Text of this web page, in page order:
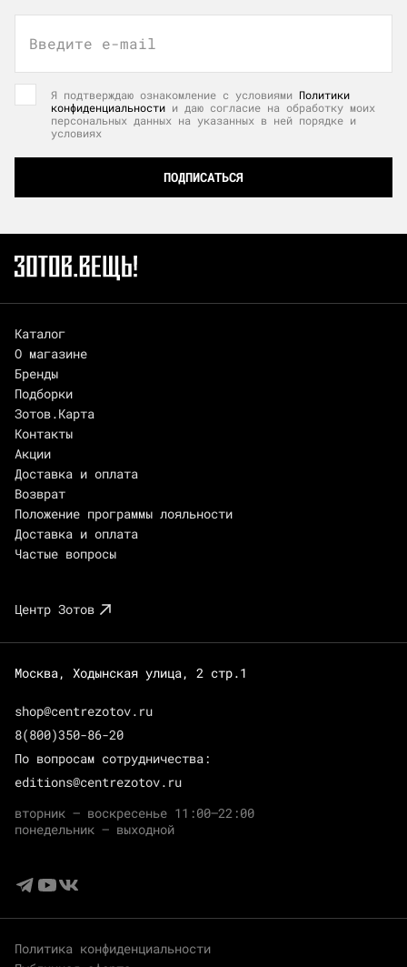
Введите e-mail
Я подтверждаю ознакомление с условиями Политики
конфиденциальности и даю согласие на обработку моих
персональных данных на указанных в ней порядке и
условиях
ПОДПИСАТЬСЯ
Каталог
О магазине
Бренды
Подборки
Зотов.Карта
Контакты
Акции
Доставка и оплата
Возврат
Положение программы лояльности
Доставка и оплата
Частые вопросы
Центр Зотов
Москва, Ходынская улица, 2 стр.1
shop@centrezotov.ru
8(800)350-86-20
По вопросам сотрудничества:
editions@centrezotov.ru
вторник — воскресенье 11:00–22:00
понедельник — выходной
Политика конфиденциальности